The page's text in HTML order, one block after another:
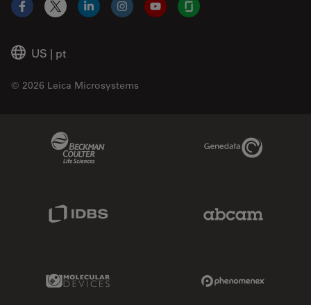
US | pt
© 2026 Leica Microsystems
Facebook
X LinkedInInstagramYouTubeGlassdoor
Genedata Link
Molecular Devices Link